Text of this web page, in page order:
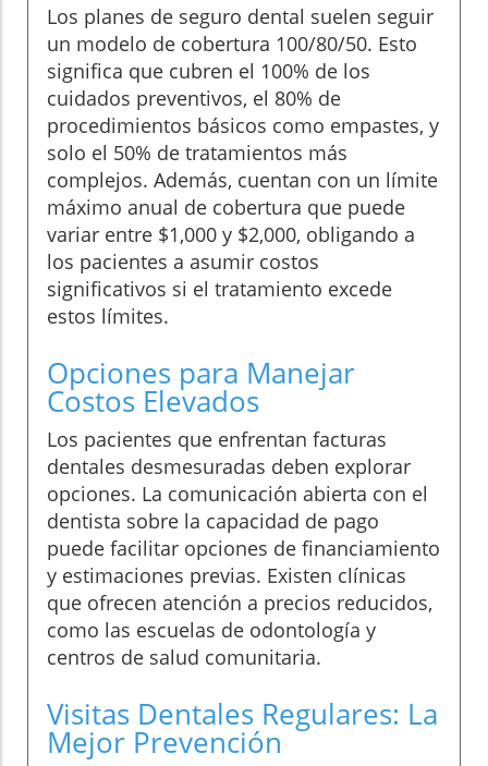
Los planes de seguro dental suelen seguir
un modelo de cobertura 100/80/50. Esto
significa que cubren el 100% de los
cuidados preventivos, el 80% de
procedimientos básicos como empastes, y
solo el 50% de tratamientos más
complejos. Además, cuentan con un límite
máximo anual de cobertura que puede
variar entre $1,000 y $2,000, obligando a
los pacientes a asumir costos
significativos si el tratamiento excede
estos límites.
Opciones para Manejar
Costos Elevados
Los pacientes que enfrentan facturas
dentales desmesuradas deben explorar
opciones. La comunicación abierta con el
dentista sobre la capacidad de pago
puede facilitar opciones de financiamiento
y estimaciones previas. Existen clínicas
que ofrecen atención a precios reducidos,
como las escuelas de odontología y
centros de salud comunitaria.
Visitas Dentales Regulares: La
Mejor Prevención